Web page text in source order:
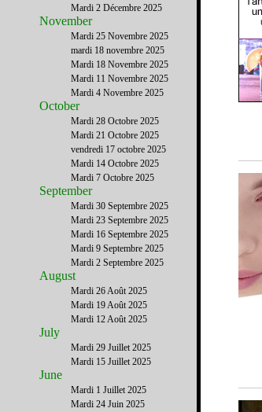
Mardi 2 Décembre 2025
November
Mardi 25 Novembre 2025
mardi 18 novembre 2025
Mardi 18 Novembre 2025
Mardi 11 Novembre 2025
Mardi 4 Novembre 2025
October
Mardi 28 Octobre 2025
Mardi 21 Octobre 2025
vendredi 17 octobre 2025
Mardi 14 Octobre 2025
Mardi 7 Octobre 2025
September
Mardi 30 Septembre 2025
Mardi 23 Septembre 2025
Mardi 16 Septembre 2025
Mardi 9 Septembre 2025
Mardi 2 Septembre 2025
August
Mardi 26 Août 2025
Mardi 19 Août 2025
Mardi 12 Août 2025
July
Mardi 29 Juillet 2025
Mardi 15 Juillet 2025
June
Mardi 1 Juillet 2025
Mardi 24 Juin 2025